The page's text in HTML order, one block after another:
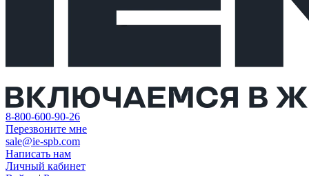
8-800-600-90-26
Перезвоните мне
sale@ie-spb.com
Написать нам
Личный кабинет